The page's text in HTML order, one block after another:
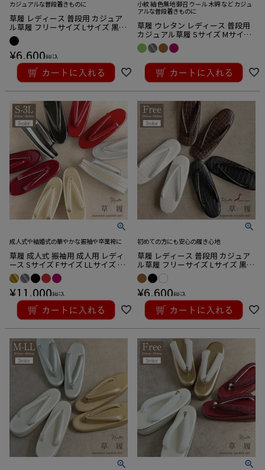
カジュアルな普段着きものに
草履 レディース 普段用 カジュア
ル草履 フリーサイズ Lサイズ 黒
クロコ 型押し ウレタン草履 1枚芯
日本製
¥6,600税込
小紋 紬 色無地 御召 ウール 木綿 など カジュ
アルな普段着きものに
草履 ウレタン レディース 普段用
カジュアル草履 Sサイズ Mサイズ
Lサイズ LLサイズ 赤 ワイン 緑 茶
銀 ダークカラー エナメル 小判型
5,830税込
成人式や結婚式の華やかな振袖や卒業袴に
草履 成人式 振袖用 成人用 レディ
ース Sサイズ Fサイズ LLサイズ 3L
サイズ 金 銀 黒 赤 エンジ エナメル
合皮 3枚芯
¥11,000税込
初めての方にも安心の履き心地
草履 レディース 普段用 カジュア
ル草履 フリーサイズ Lサイズ 黒
白 茶 クロコ 型押し ウレタン草履
1枚芯 日本製
¥6,600税込